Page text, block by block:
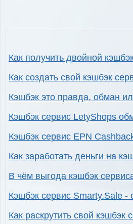
Как получить двойной
Как создать свой кэшбэк
Кэшбэк это правда, обман
Кэшбэк сервис LetyShops
Кэшбэк сервис EPN
Как заработать деньги на
В чём выгода кэшбэк
Кэшбэк сервис Smarty.Sale -
Как раскрутить свой кэшбэк